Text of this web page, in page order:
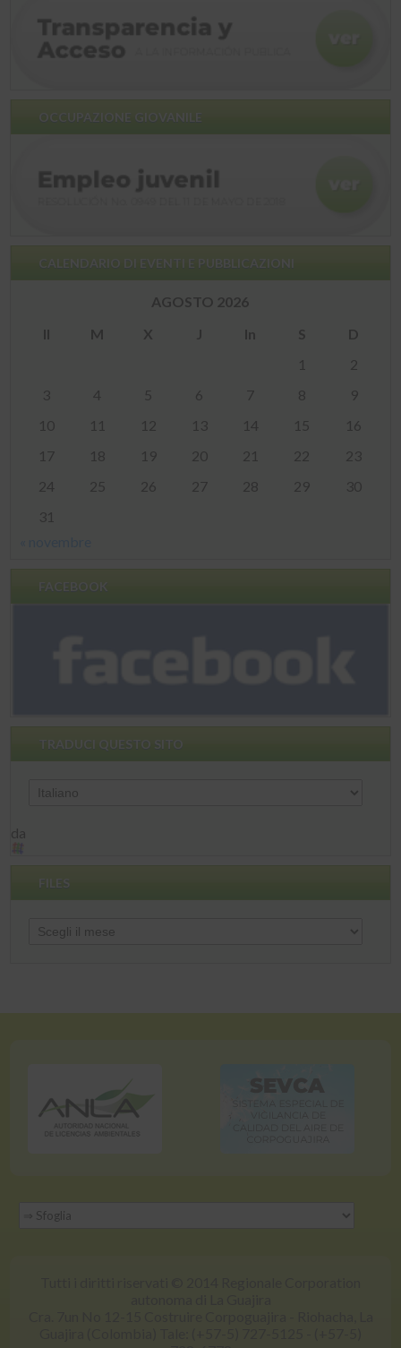
OCCUPAZIONE GIOVANILE
CALENDARIO DI EVENTI E PUBBLICAZIONI
AGOSTO 2026
Il
M X J In S
D
1
2
3
4 5 6 7 8
9
10
11 12 13 14 15
16
17
18 19 20 21 22
23
24
25 26 27 28 29
30
31
FACEBOOK
TRADUCI QUESTO SITO
da
FILES